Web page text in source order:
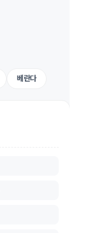
베란다